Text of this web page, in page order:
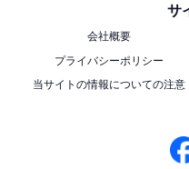
サ
会社概要
プライバシーポリシー
当サイトの情報についての注意